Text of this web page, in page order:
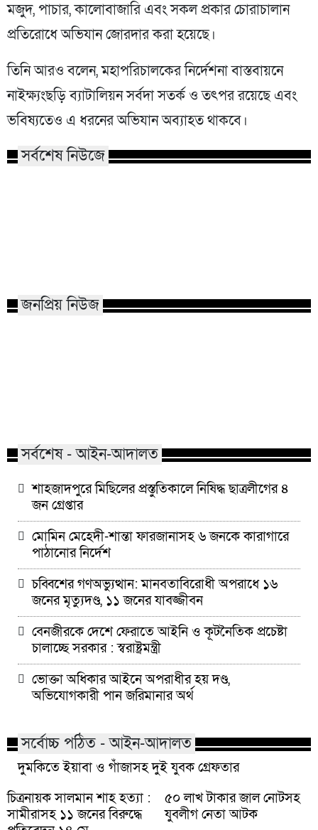
মজুদ, পাচার, কালোবাজারি এবং সকল প্রকার চোরাচালান
প্রতিরোধে অভিযান জোরদার করা হয়েছে।
তিনি আরও বলেন, মহাপরিচালকের নির্দেশনা বাস্তবায়নে
নাইক্ষ্যংছড়ি ব্যাটালিয়ন সর্বদা সতর্ক ও তৎপর রয়েছে এবং
ভবিষ্যতেও এ ধরনের অভিযান অব্যাহত থাকবে।
সর্বশেষ নিউজে
জনপ্রিয় নিউজ
সর্বশেষ - আইন-আদালত
শাহজাদপুরে মিছিলের প্রস্তুতিকালে নিষিদ্ধ ছাত্রলীগের ৪
জন গ্রেপ্তার
মোমিন মেহেদী-শান্তা ফারজানাসহ ৬ জনকে কারাগারে
পাঠানোর নির্দেশ
চব্বিশের গণঅভ্যুত্থান: মানবতাবিরোধী অপরাধে ১৬
জনের মৃত্যুদণ্ড, ১১ জনের যাবজ্জীবন
বেনজীরকে দেশে ফেরাতে আইনি ও কূটনৈতিক প্রচেষ্টা
চালাচ্ছে সরকার : স্বরাষ্ট্রমন্ত্রী
ভোক্তা অধিকার আইনে অপরাধীর হয় দণ্ড,
অভিযোগকারী পান জরিমানার অর্থ
সর্বোচ্চ পঠিত - আইন-আদালত
দুমকিতে ইয়াবা ও গাঁজাসহ দুই যুবক গ্রেফতার
চিত্রনায়ক সালমান শাহ হত্যা :
সামীরাসহ ১১ জনের বিরুদ্ধে
৫০ লাখ টাকার জাল নোটসহ
যুবলীগ নেতা আটক